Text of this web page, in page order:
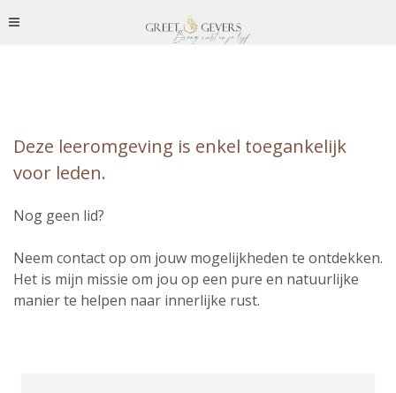
Deze leeromgeving is enkel toegankelijk
voor leden.
Nog geen lid?
Neem contact op om jouw mogelijkheden te ontdekken.
Het is mijn missie om jou op een pure en natuurlijke
manier te helpen naar innerlijke rust.